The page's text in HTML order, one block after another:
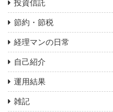
投資信託
節約・節税
経理マンの日常
自己紹介
運用結果
雑記